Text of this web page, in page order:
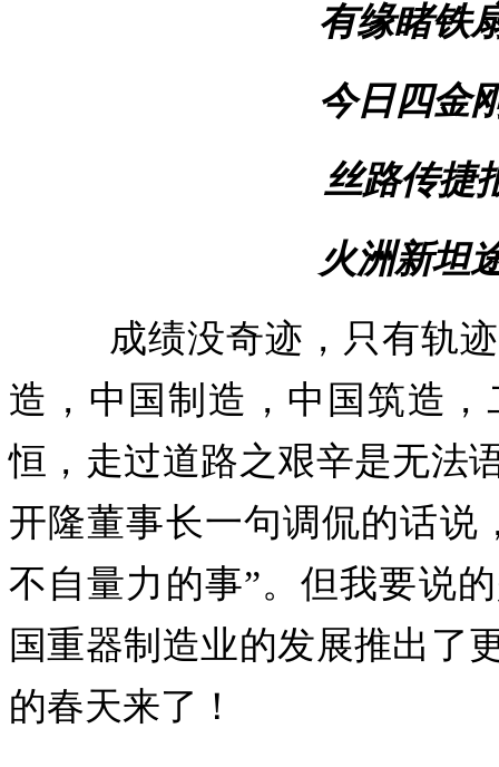
有缘睹铁
今日四金
丝路传捷
火洲新坦
成绩没奇迹，只有轨迹
造，中国制造，中国筑造
恒，走过道路之艰辛是无法
开隆董事长一句调侃的话说
不自量力的事”。但我要说
国重器制造业的发展推出了
的春天来了！